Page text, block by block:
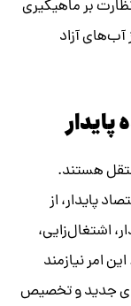
بر ماهیگیری
آزاد
هستند.
پایدار، از
اشتغال‌زایی،
امر نیازمند
جدید و تخصیص